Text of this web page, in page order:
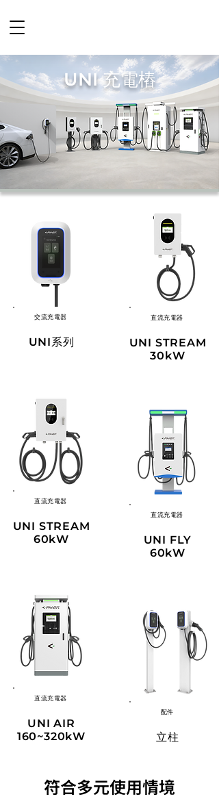
UNI 充電樁
交流充電器
UNI系列
直流充電器
UNI STREAM
60kW
直流充電器
UNI AIR
160~320kW
直流充電器
UNI STREAM
30kW
直流充電器
UNI FLY
60kW
配件
​立柱
​符合多元使用情境